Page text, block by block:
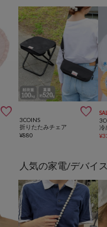
 
3COINS
折りたたみチェア
¥880
冷
¥
人気の家電/デバイス